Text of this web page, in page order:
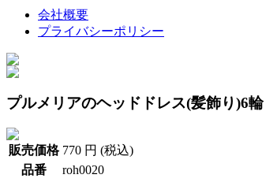
会社概要
プライバシーポリシー
プルメリアのヘッドドレス(髪飾り)6輪
販売価格 770 円 (税込)
品番
roh0020